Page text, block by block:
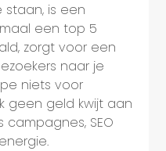
is een
een top 5
zorgt voor een
naar je
niets voor
geen geld kwijt aan
SEO